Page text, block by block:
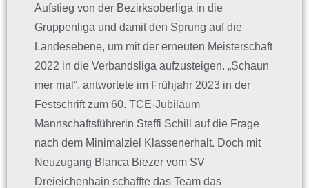
Aufstieg von der Bezirksoberliga in die
Gruppenliga und damit den Sprung auf die
Landesebene, um mit der erneuten Meisterschaft
2022 in die Verbandsliga aufzusteigen. „Schaun
mer mal“, antwortete im Frühjahr 2023 in der
Festschrift zum 60. TCE-Jubiläum
Mannschaftsführerin Steffi Schill auf die Frage
nach dem Minimalziel Klassenerhalt. Doch mit
Neuzugang Blanca Biezer vom SV
Dreieichenhain schaffte das Team das